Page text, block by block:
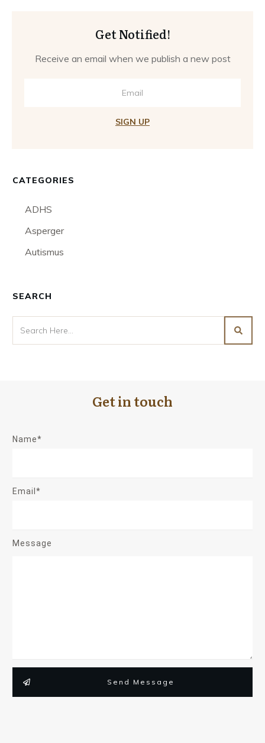
Get Notified!
Receive an email when we publish a new post
SIGN UP
CATEGORIES
ADHS
Asperger
Autismus
SEARCH
Get in touch
Name*
Email*
Message
Send Message